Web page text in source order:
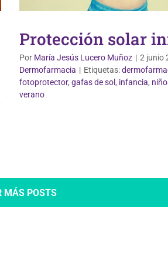
Protección solar
Por María Jesús Lucero Muñoz | 2 junio
Dermofarmacia | Etiquetas:
fotoprotector, gafas de sol , infancia,
verano
MÁS POSTS